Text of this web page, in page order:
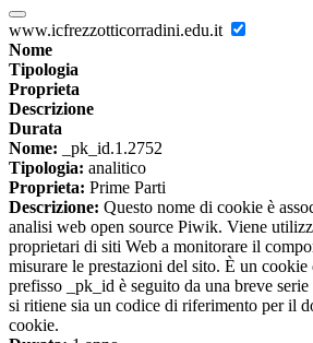
www.icfrezzotticorradini.edu.it
Nome
Tipologia
Proprieta
Descrizione
Durata
Nome: _pk_id.1.2752
Tipologia: analitico
Proprieta: Prime Parti
Descrizione: Questo nome di cookie è
analisi web open source Piwik. Viene
proprietari di siti Web a monitorare il
misurare le prestazioni del sito. È un
prefisso _pk_id è seguito da una breve
si ritiene sia un codice di riferimento per il
cookie.